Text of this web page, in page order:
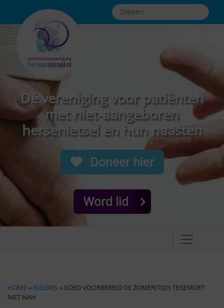
Dé vereniging voor patiënten
met niet-aangeboren
hersenletsel en hun naasten
Doneer hier
Word lid
HOME » NIEUWS » GOED VOORBEREID DE ZOMER(TIJD) TEGEMOET
MET NAH